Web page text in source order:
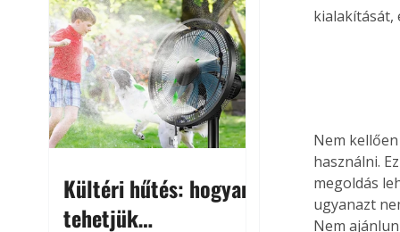
megközelítheti. Ez nemcsak a
beszállást teszi kellemetlenné,
hanem az autó állapotára és a
benne hagyott tárgyakra is
káros hatással lehet. Néhány
egyszerű óvintézkedéssel
azonban jelentősen
csökkenthetjük a hőség káros
Kültéri hűtés: hogyan
tehetjük
kialakítását,
Nem
használni.
megoldás
ugyanazt
Nem